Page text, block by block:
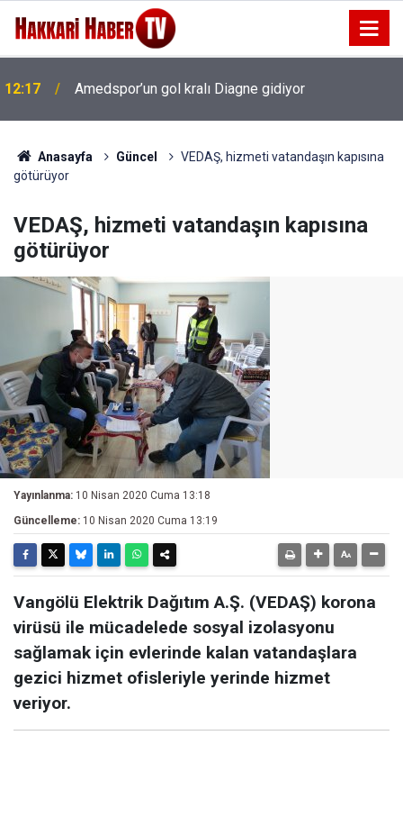
12:17 Amedspor’un gol kralı Diagne gidiyor
Anasayfa Güncel
VEDAŞ, hizmeti vatandaşın kapısına
götürüyor
VEDAŞ, hizmeti vatandaşın kapısına
götürüyor
Yayınlanma: 10 Nisan 2020 Cuma 13:18
Güncelleme: 10 Nisan 2020 Cuma 13:19
Vangölü Elektrik Dağıtım A.Ş. (VEDAŞ) korona
virüsü ile mücadelede sosyal izolasyonu
sağlamak için evlerinde kalan vatandaşlara
gezici hizmet ofisleriyle yerinde hizmet
veriyor.